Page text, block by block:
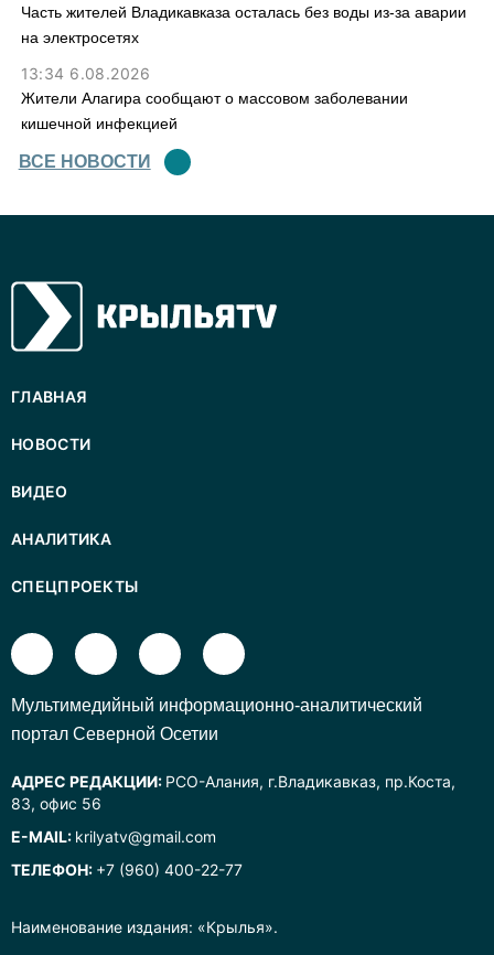
Часть жителей Владикавказа осталась без воды из-за аварии
на электросетях
13:34 6.08.2026
Жители Алагира сообщают о массовом заболевании
кишечной инфекцией
ВСЕ НОВОСТИ
Наименование издания: «Крылья».
ГЛАВНАЯ
НОВОСТИ
ВИДЕО
АНАЛИТИКА
СПЕЦПРОЕКТЫ
Mультимедийный информационно-аналитический
портал Северной Осетии
АДРЕС РЕДАКЦИИ: РСО-Алания, г.Владикавказ, пр.Коста,
83, офис 56
E-MAIL: krilyatv@gmail.com
ТЕЛЕФОН: +7 (960) 400-22-77